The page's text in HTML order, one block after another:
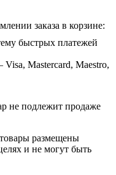
заказа в корзине:
быстрых платежей
Mastercard, Maestro,
не подлежит продаже
размещены
и не могут быть